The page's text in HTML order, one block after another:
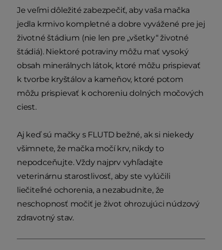
Je veľmi dôležité zabezpečiť, aby vaša mačka
jedla krmivo kompletné a dobre vyvážené pre jej
životné štádium (nie len pre „všetky“ životné
štádiá). Niektoré potraviny môžu mať vysoký
obsah minerálnych látok, ktoré môžu prispievať
k tvorbe kryštálov a kameňov, ktoré potom
môžu prispievať k ochoreniu dolných močových
ciest.
Aj keď sú mačky s FLUTD bežné, ak si niekedy
všimnete, že mačka močí krv, nikdy to
nepodceňujte. Vždy najprv vyhľadajte
veterinárnu starostlivosť, aby ste vylúčili
liečiteľné ochorenia, a nezabudnite, že
neschopnosť močiť je život ohrozujúci núdzový
zdravotný stav.